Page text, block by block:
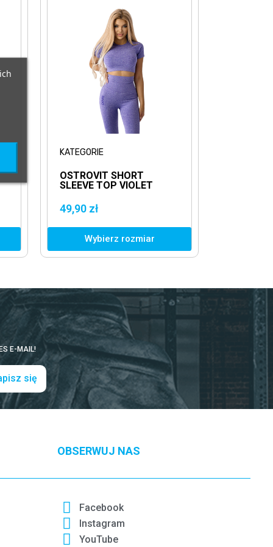
KATEGORIE
OSTROVIT SHORT
SLEEVE TOP VIOLET
TOP Z KRÓTKIM
RĘKAWEM
49,90 zł
Wybierz rozmiar
E-MAIL!
się
OBSERWUJ NAS
Facebook
Instagram
YouTube